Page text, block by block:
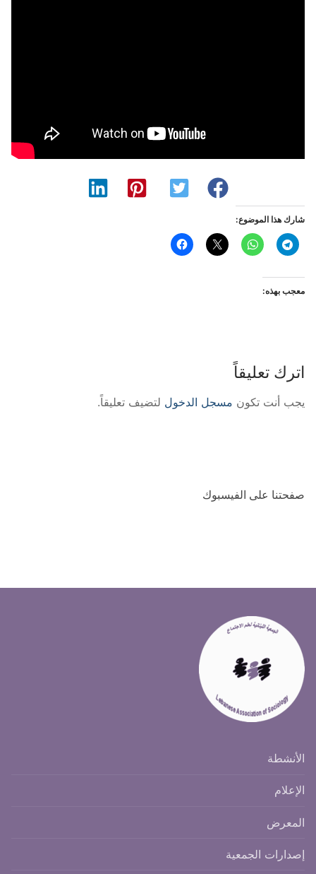
شارك هذا الموضوع:
معجب بهذه:
اترك تعليقاً
يجب أنت تكون مسجل الدخول لتضيف تعليقاً.
صفحتنا على الفيسبوك
الأنشطة
الإعلام
المعرض
إصدارات الجمعية